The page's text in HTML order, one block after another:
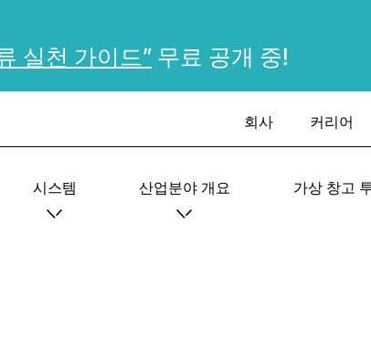
실천 가이드” 무료 공개 중!
회사 커리어
시스템 산업분야 개요 가상 창고